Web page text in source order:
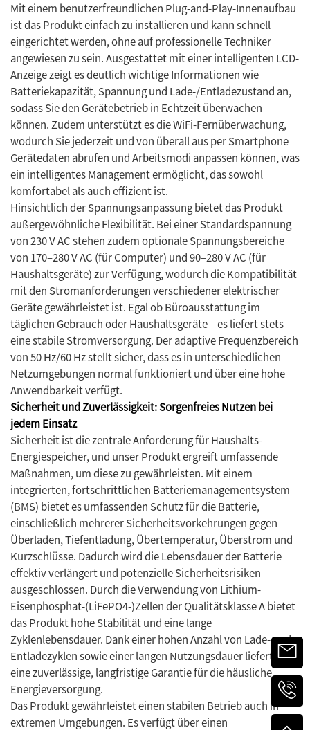
Mit einem benutzerfreundlichen Plug-and-Play-Innenaufbau
ist das Produkt einfach zu installieren und kann schnell
eingerichtet werden, ohne auf professionelle Techniker
angewiesen zu sein. Ausgestattet mit einer intelligenten LCD-
Anzeige zeigt es deutlich wichtige Informationen wie
Batteriekapazität, Spannung und Lade-/Entladezustand an,
sodass Sie den Gerätebetrieb in Echtzeit überwachen
können. Zudem unterstützt es die WiFi-Fernüberwachung,
wodurch Sie jederzeit und von überall aus per Smartphone
Gerätedaten abrufen und Arbeitsmodi anpassen können, was
ein intelligentes Management ermöglicht, das sowohl
komfortabel als auch effizient ist.
Hinsichtlich der Spannungsanpassung bietet das Produkt
außergewöhnliche Flexibilität. Bei einer Standardspannung
von 230 V AC stehen zudem optionale Spannungsbereiche
von 170–280 V AC (für Computer) und 90–280 V AC (für
Haushaltsgeräte) zur Verfügung, wodurch die Kompatibilität
mit den Stromanforderungen verschiedener elektrischer
Geräte gewährleistet ist. Egal ob Büroausstattung im
täglichen Gebrauch oder Haushaltsgeräte – es liefert stets
eine stabile Stromversorgung. Der adaptive Frequenzbereich
von 50 Hz/60 Hz stellt sicher, dass es in unterschiedlichen
Netzumgebungen normal funktioniert und über eine hohe
Anwendbarkeit verfügt.
Sicherheit und Zuverlässigkeit: Sorgenfreies Nutzen bei
jedem Einsatz
Sicherheit ist die zentrale Anforderung für Haushalts-
Energiespeicher, und unser Produkt ergreift umfassende
Maßnahmen, um diese zu gewährleisten. Mit einem
integrierten, fortschrittlichen Batteriemanagementsystem
(BMS) bietet es umfassenden Schutz für die Batterie,
einschließlich mehrerer Sicherheitsvorkehrungen gegen
Überladen, Tiefentladung, Übertemperatur, Überstrom und
Kurzschlüsse. Dadurch wird die Lebensdauer der Batterie
effektiv verlängert und potenzielle Sicherheitsrisiken
ausgeschlossen. Durch die Verwendung von Lithium-
Eisenphosphat-(LiFePO4-)Zellen der Qualitätsklasse A bietet
das Produkt hohe Stabilität und eine lange
Zyklenlebensdauer. Dank einer hohen Anzahl von Lade- und
Entladezyklen sowie einer langen Nutzungsdauer liefert es
eine zuverlässige, langfristige Garantie für die häusliche
Energieversorgung.
Das Produkt gewährleistet einen stabilen Betrieb auch in
extremen Umgebungen. Es verfügt über einen